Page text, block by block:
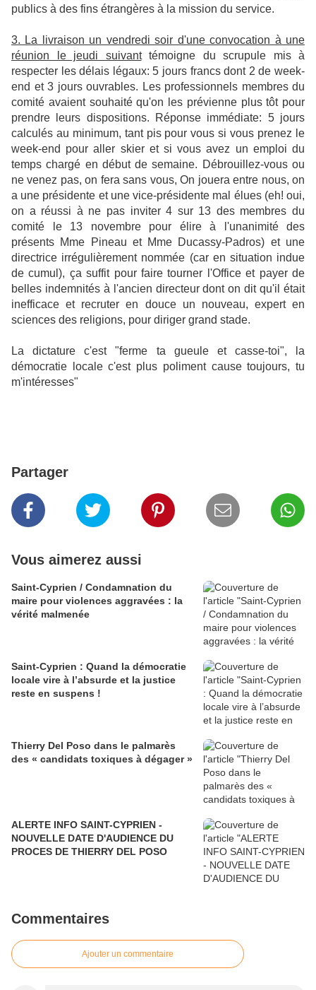
publics à des fins étrangères à la mission du service.
3. La livraison un vendredi soir d'une convocation à une
réunion le jeudi suivanttémoigne du scrupule mis à
respecter les délais légaux: 5 jours francs dont 2 de week-
end et 3 jours ouvrables. Les professionnels membres du
comité avaient souhaité qu'on les prévienne plus tôt pour
prendre leurs dispositions. Réponse immédiate: 5 jours
calculés au minimum, tant pis pour vous si vous prenez le
week-end pour aller skier et si vous avez un emploi du
temps chargé en début de semaine. Débrouillez-vous ou
ne venez pas, on fera sans vous, On jouera entre nous, on
a une présidente et une vice-présidente mal élues (eh! oui,
on a réussi à ne pas inviter 4 sur 13 des membres du
comité le 13 novembre pour élire à l'unanimité des
présents Mme Pineau et Mme Ducassy-Padros) et une
directrice irrégulièrement nommée (car en situation indue
de cumul), ça suffit pour faire tourner l'Office et payer de
belles indemnités à l'ancien directeur dont on dit qu'il était
inefficace et recruter en douce un nouveau, expert en
sciences des religions, pour diriger grand stade.
La dictature c'est "ferme ta gueule et casse-toi", la
démocratie locale c'est plus poliment cause toujours, tu
m'intéresses"
Partager
Vous aimerez aussi
Saint-Cyprien / Condamnation du
maire pour violences aggravées : la
vérité malmenée
Saint-Cyprien : Quand la démocratie
locale vire à l’absurde et la justice
reste en suspens !
Thierry Del Poso dans le palmarès
des « candidats toxiques à dégager »
ALERTE INFO SAINT-CYPRIEN -
NOUVELLE DATE D'AUDIENCE DU
PROCES DE THIERRY DEL POSO
Commentaires
Ajouter un commentaire